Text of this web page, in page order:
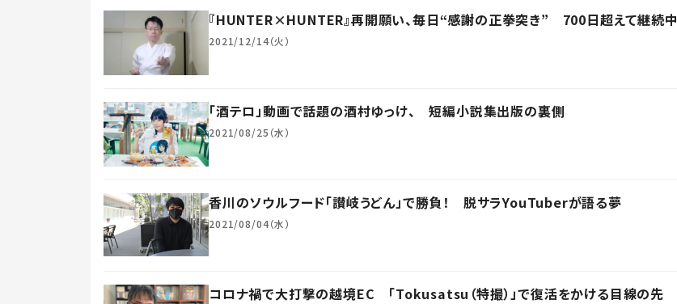
『HUNTER×HUNTER』再開願い、毎日“感謝の正拳突き” 700日超えて継続中
2021/12/14（火）
「酒テロ」動画で話題の酒村ゆっけ、 短編小説集出版の裏側
2021/08/25（水）
香川のソウルフード「讃岐うどん」で勝負！ 脱サラYouTuberが語る夢
2021/08/04（水）
コロナ禍で大打撃の越境EC 「Tokusatsu（特撮）」で復活をかける目線の先